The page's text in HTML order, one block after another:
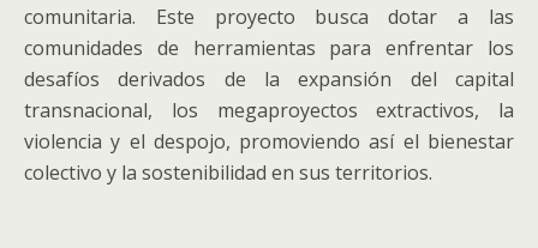
comunitaria. Este proyecto busca dotar a las
comunidades de herramientas para enfrentar los
desafíos derivados de la expansión del capital
transnacional, los megaproyectos extractivos, la
violencia y el despojo, promoviendo así el bienestar
colectivo y la sostenibilidad en sus territorios.